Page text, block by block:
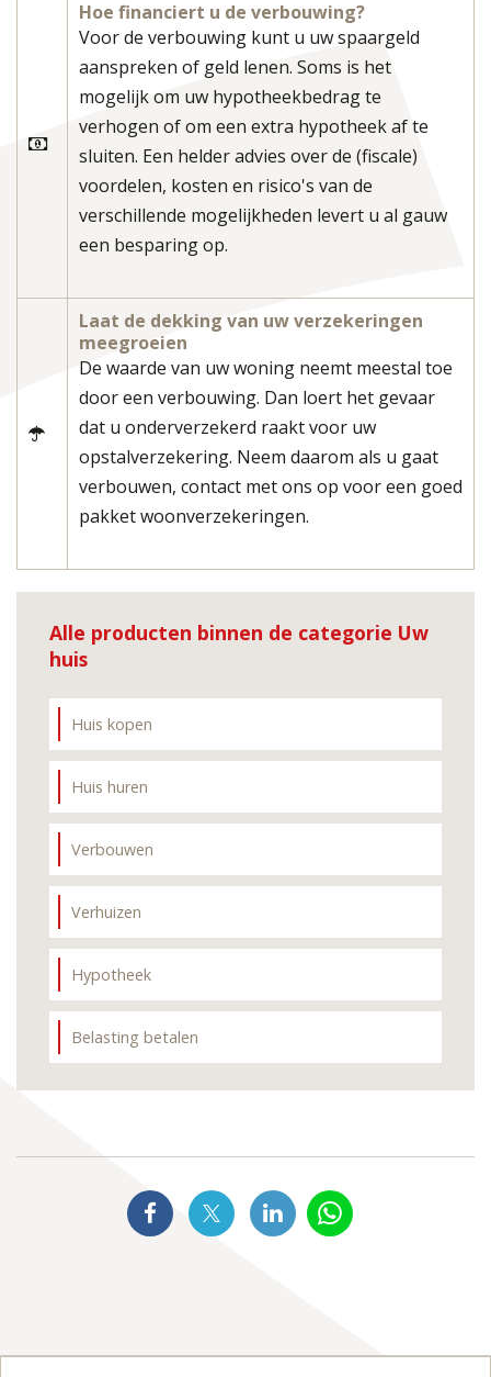
Hoe financiert u de verbouwing?
Voor de verbouwing kunt u uw spaargeld
aanspreken of geld lenen. Soms is het
mogelijk om uw hypotheekbedrag te
verhogen of om een extra hypotheek af te
sluiten. Een helder advies over de (fiscale)
voordelen, kosten en risico's van de
verschillende mogelijkheden levert u al gauw
een besparing op.
Laat de dekking van uw verzekeringen
meegroeien
De waarde van uw woning neemt meestal toe
door een verbouwing. Dan loert het gevaar
dat u onderverzekerd raakt voor uw
opstalverzekering. Neem daarom als u gaat
verbouwen, contact met ons op voor een goed
pakket woonverzekeringen.
Alle producten binnen de categorie Uw
huis
Huis kopen
Huis huren
Verbouwen
Verhuizen
Hypotheek
Belasting betalen